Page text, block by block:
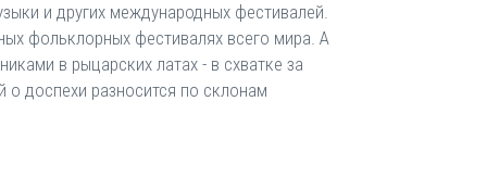
и других международных фестивалей.
фольклорных фестивалях всего мира. А
в рыцарских латах - в схватке за
доспехи разносится по склонам